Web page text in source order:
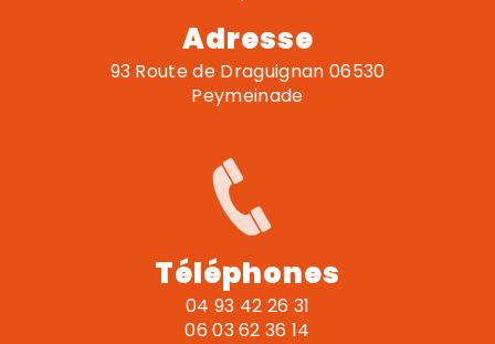
Adresse
93 Route de Draguignan 06530
Peymeinade
Téléphones
04 93 42 26 31
06 03 62 36 14